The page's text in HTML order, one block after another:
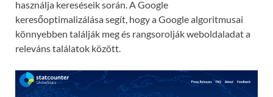
használja kereséseik során. A Google
keresőoptimalizálása segít, hogy a Google algoritmusai
könnyebben találják meg és rangsorolják weboldaladat a
releváns találatok között.